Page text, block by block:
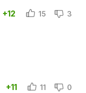
+12 15 3
+11 11 0